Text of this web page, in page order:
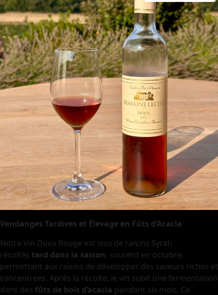
Vendanges Tardives et Élevage en Fûts d’Acacia
Notre Vin Doux Rouge est issu de raisins Syrah
récoltés tard dans la saison, souvent en octobre,
permettant aux raisins de développer des saveurs riches et
concentrées. Après la récolte, le vin subit une fermentation
dans des fûts de bois d’acacia pendant six mois. Ce